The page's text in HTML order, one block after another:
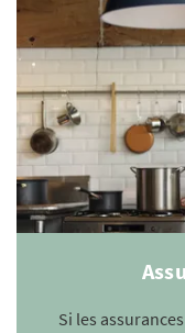
Si les